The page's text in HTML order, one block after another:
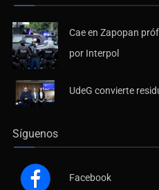
Cae en Zapopan
por Interpol
UdeG convierte
Síguenos
Facebook